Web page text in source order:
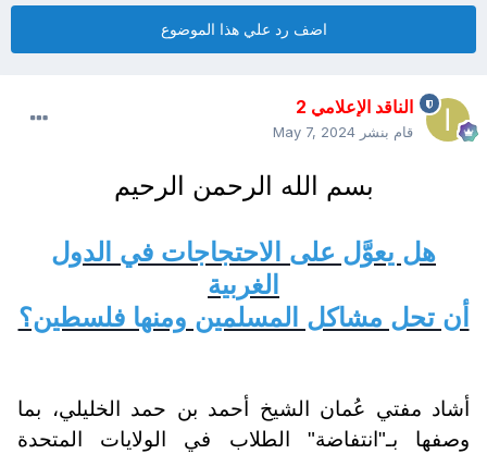
اضف رد علي هذا الموضوع
الناقد الإعلامي 2
قام بنشر May 7, 2024
بسم الله الرحمن الرحيم
هل يعوَّل على الاحتجاجات في الدول
الغربية
أن تحل مشاكل المسلمين ومنها فلسطين؟
أشاد مفتي عُمان الشيخ أحمد بن حمد الخليلي، بما
وصفها بـ"انتفاضة" الطلاب في الولايات المتحدة